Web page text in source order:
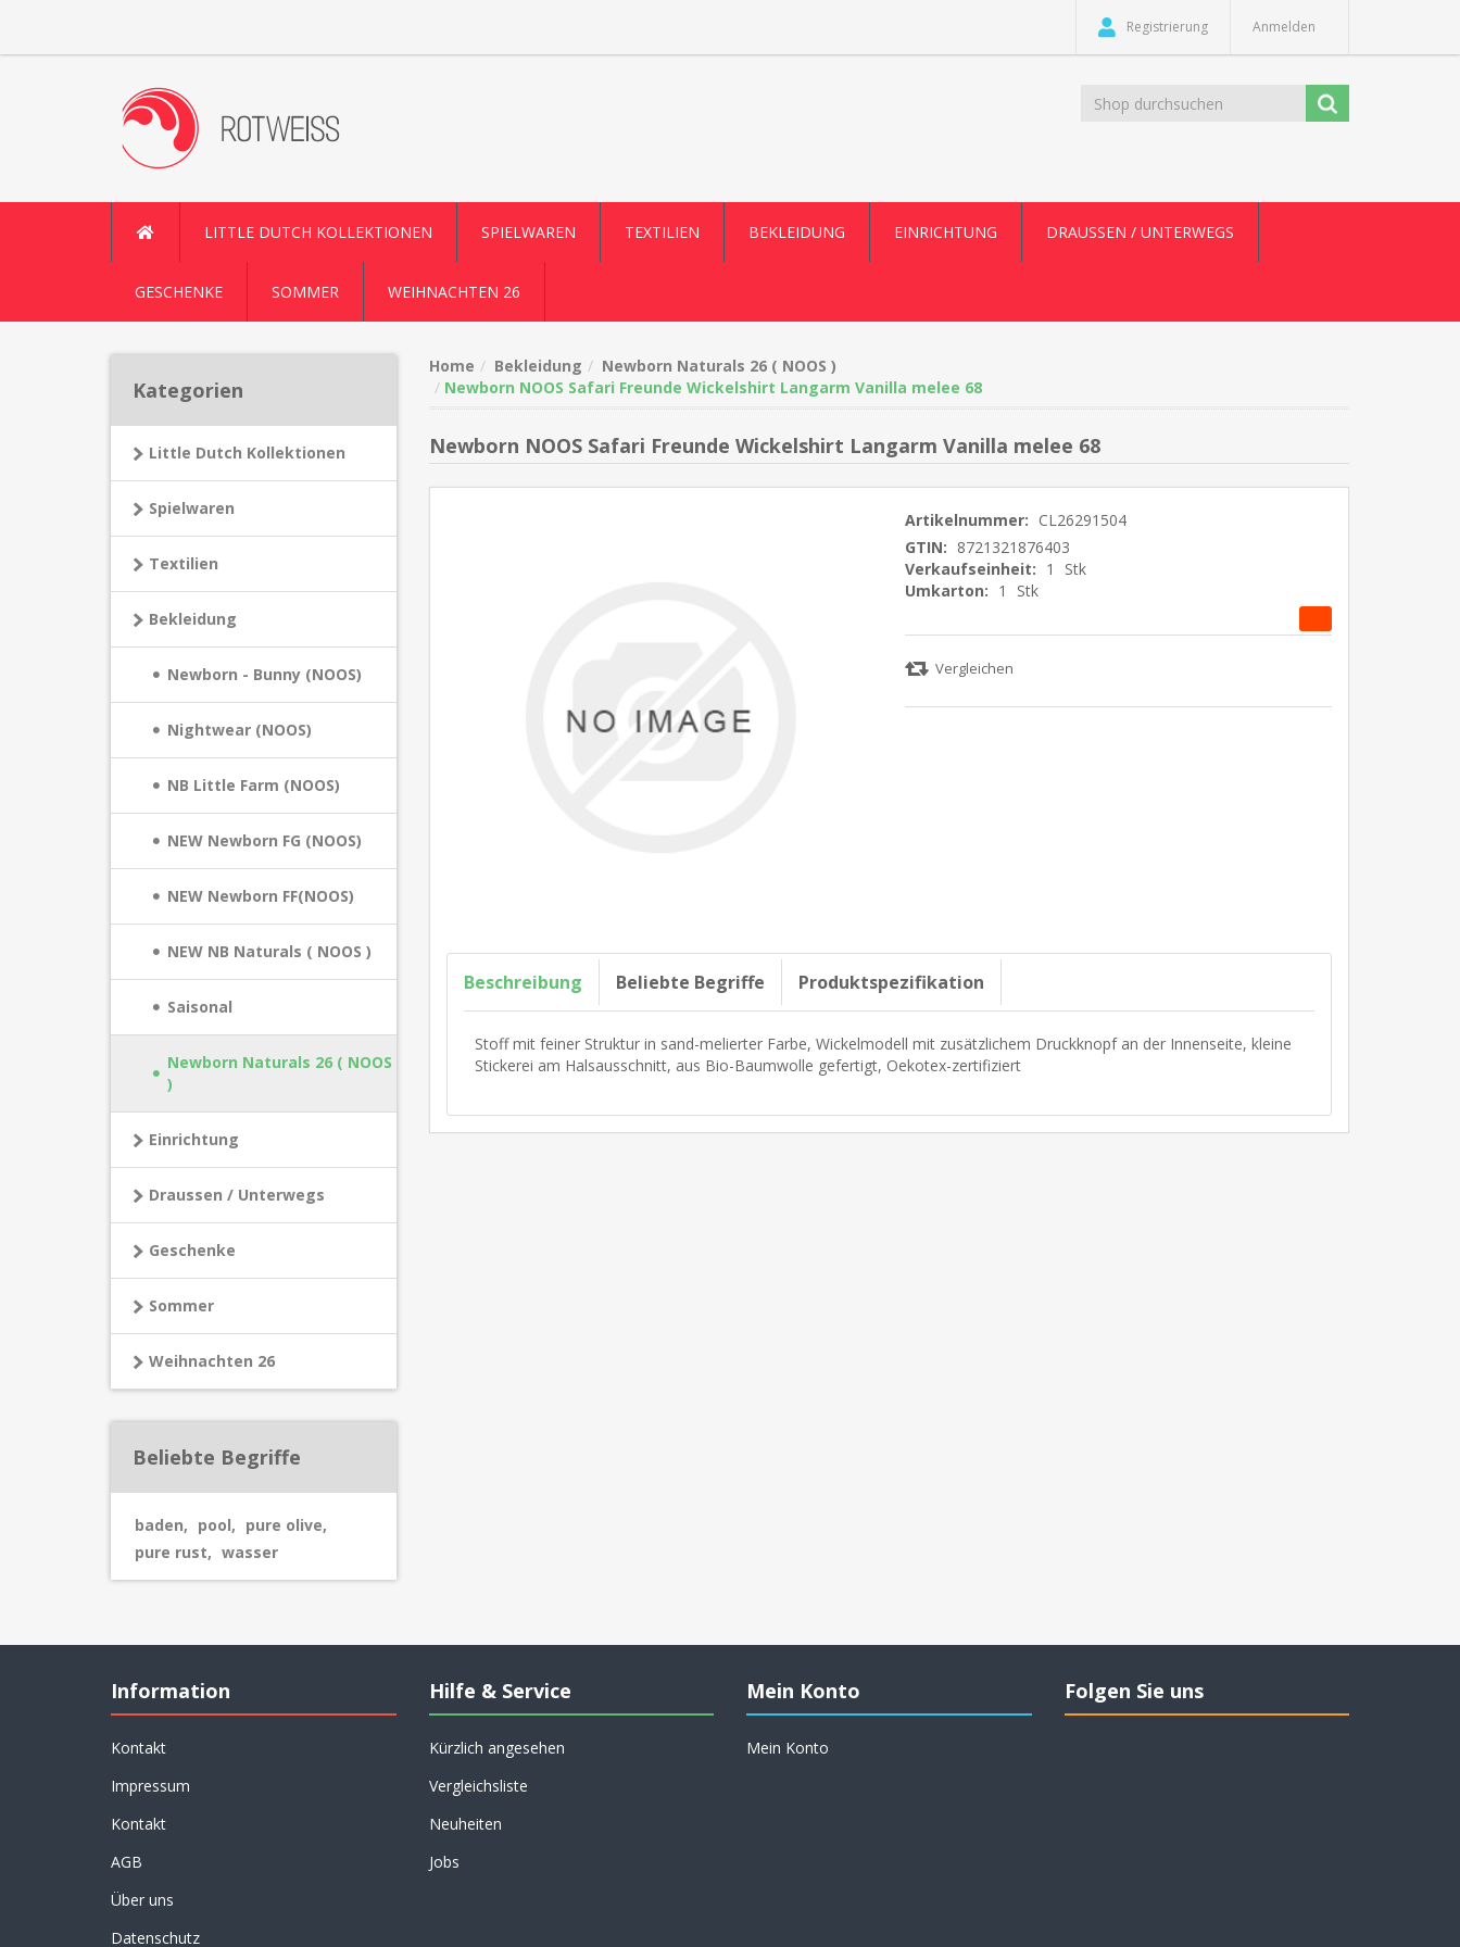
Registrierung Anmelden
LITTLE DUTCH KOLLEKTIONEN SPIELWAREN TEXTILIEN BEKLEIDUNG EINRICHTUNG DRAUSSEN / UNTERWEGS
GESCHENKE SOMMER WEIHNACHTEN 26
Kategorien
Little Dutch Kollektionen
Spielwaren
Textilien
Bekleidung
Newborn - Bunny (NOOS)
Nightwear (NOOS)
NB Little Farm (NOOS)
NEW Newborn FG (NOOS)
NEW Newborn FF(NOOS)
NEW NB Naturals ( NOOS )
Saisonal
Newborn Naturals 26 ( NOOS
)
Einrichtung
Draussen / Unterwegs
Geschenke
Sommer
Weihnachten 26
Beliebte Begriffe
baden, pool, pure olive,
pure rust, wasser
Home Bekleidung
Newborn Naturals 26 ( NOOS )
Newborn NOOS Safari Freunde Wickelshirt Langarm Vanilla melee 68
Newborn NOOS Safari Freunde Wickelshirt Langarm Vanilla melee 68
Artikelnummer: CL26291504
GTIN: 8721321876403
Verkaufseinheit: 1
Stk
Umkarton: 1 Stk
Beschreibung Beliebte Begriffe Produktspezifikation
Stoff mit feiner Struktur in sand-melierter Farbe, Wickelmodell mit zusätzlichem Druckknopf an der Innenseite, kleine
Stickerei am Halsausschnitt, aus Bio-Baumwolle gefertigt, Oekotex-zertifiziert
Information
Kontakt
Impressum
Kontakt
AGB
Über uns
Datenschutz
Hilfe & Service
Kürzlich angesehen
Vergleichsliste
Neuheiten
Jobs
Mein Konto
Mein Konto
Folgen Sie uns